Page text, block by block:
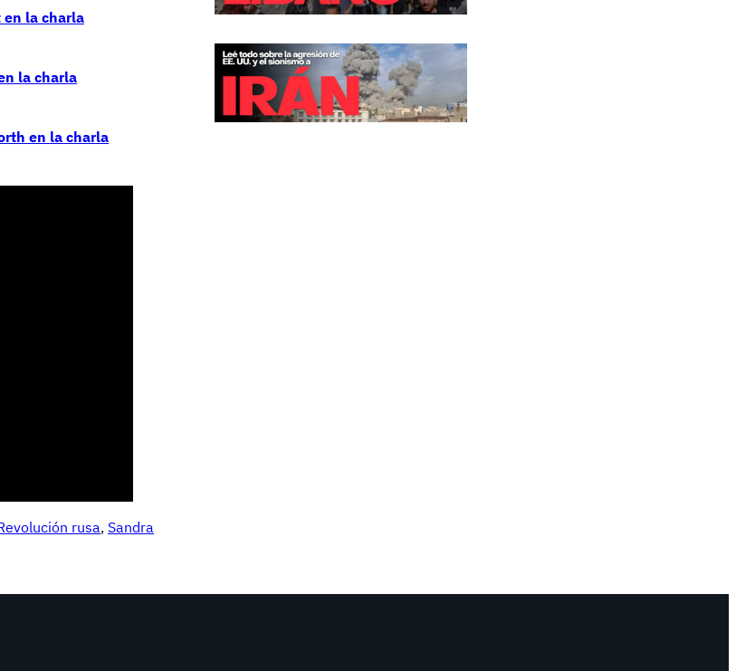
la charla
la charla
en la charla
rusa, Sandra